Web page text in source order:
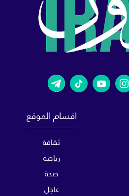
اقسام الموقع
ثقافة
رياضة
صحة
عاجل